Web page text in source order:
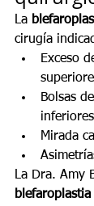
La
cirugía
Exceso
Bolsas
inferiores
Mirada
La Dra. Amy
blefaroplastia